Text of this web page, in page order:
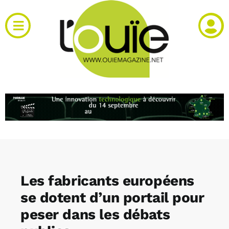
au
contenu
Toggle
Navigation
RH et emploi
Agenda
Kiosque
Les fabricants européens
se dotent d’un portail pour
peser dans les débats